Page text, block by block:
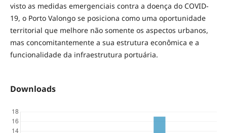
visto as medidas emergenciais contra a doença do COVID-
19, o Porto Valongo se posiciona como uma oportunidade
territorial que melhore não somente os aspectos urbanos,
mas concomitantemente a sua estrutura econômica e a
funcionalidade da infraestrutura portuária.
Downloads